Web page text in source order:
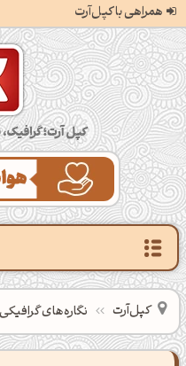
همراهی با کپل‌آرت
کپل‌آرت نگاره‌های گرافیکی